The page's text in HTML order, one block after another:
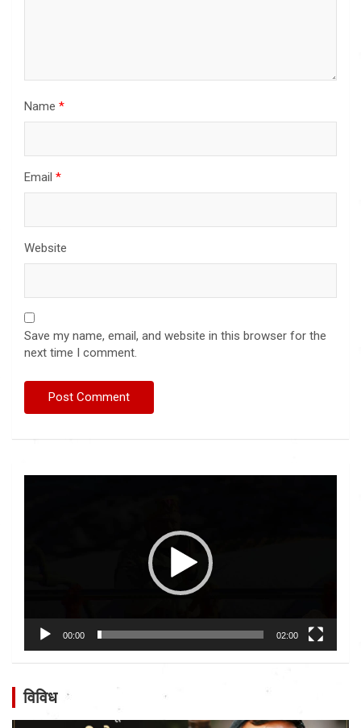
Name *
Email *
Website
Save my name, email, and website in this browser for the
next time I comment.
00:00 02:00
विविध